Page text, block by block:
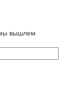
вышлем